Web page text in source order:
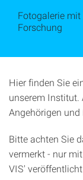
Fotogalerie
Forschung
Hier finden Sie
unserem Institut.
Angehörigen und
Bitte achten Sie
vermerkt - nur
VIS'